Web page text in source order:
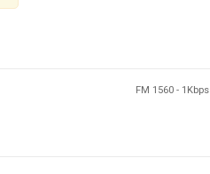
FM 1560 - 1Kbps